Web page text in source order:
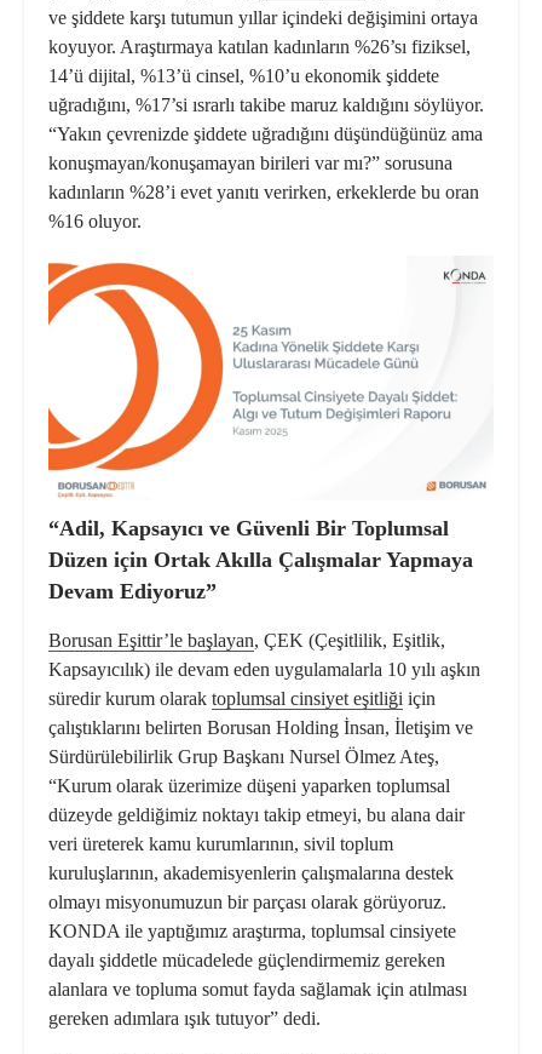
ve şiddete karşı tutumun yıllar içindeki değişimini ortaya
koyuyor. Araştırmaya katılan kadınların %26’sı fiziksel,
14’ü dijital, %13’ü cinsel, %10’u ekonomik şiddete
uğradığını, %17’si ısrarlı takibe maruz kaldığını söylüyor.
“Yakın çevrenizde şiddete uğradığını düşündüğünüz ama
konuşmayan/konuşamayan birileri var mı?” sorusuna
kadınların %28’i evet yanıtı verirken, erkeklerde bu oran
%16 oluyor.
“Adil, Kapsayıcı ve Güvenli Bir Toplumsal
Düzen için Ortak Akılla Çalışmalar Yapmaya
Devam Ediyoruz”
Borusan Eşittir’le başlayan, ÇEK (Çeşitlilik, Eşitlik,
Kapsayıcılık) ile devam eden uygulamalarla 10 yılı aşkın
süredir kurum olarak toplumsal cinsiyet eşitliği için
çalıştıklarını belirten Borusan Holding İnsan, İletişim ve
Sürdürülebilirlik Grup Başkanı Nursel Ölmez Ateş,
“Kurum olarak üzerimize düşeni yaparken toplumsal
düzeyde geldiğimiz noktayı takip etmeyi, bu alana dair
veri üreterek kamu kurumlarının, sivil toplum
kuruluşlarının, akademisyenlerin çalışmalarına destek
olmayı misyonumuzun bir parçası olarak görüyoruz.
KONDA ile yaptığımız araştırma, toplumsal cinsiyete
dayalı şiddetle mücadelede güçlendirmemiz gereken
alanlara ve topluma somut fayda sağlamak için atılması
gereken adımlara ışık tutuyor” dedi.